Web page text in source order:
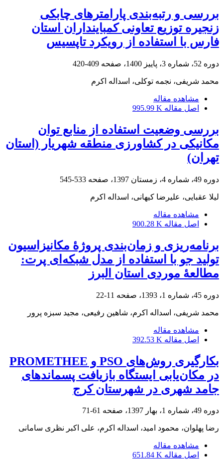
بررسی و رتبه‌بندی پارامترهای چابکی
زنجیره توزیع تعاونی کمباینداران استان
فارس با استفاده از رویکرد تاپسیس
دوره 52، شماره 3، پاییز 1400، صفحه 409-420
محمد شریفی، نجمه توکلی، اسداله اکرم
مشاهده مقاله
اصل مقاله 995.99 K
بررسی وضعیت استفاده از منابع توان
مکانیکی در کشاورزی منطقه شهریار (استان
تهران)
دوره 49، شماره 4، زمستان 1397، صفحه 533-545
لیلا عقبایی، علیرضا کیهانی، اسداله اکرم
مشاهده مقاله
اصل مقاله 900.28 K
برنامه‌ریزی و زمان‌بندی پروژۀ مکانیزاسیون
تولید جو با استفاده از مدل شبکه‌ای پرت:
مطالعۀ موردی استان البرز
دوره 45، شماره 1، 1393، صفحه 11-22
محمد شریفی، اسداله اکرم، شاهین رفیعی، مجید سبزه پرور
مشاهده مقاله
اصل مقاله 392.53 K
بکارگیری روش‌های PSO و PROMETHEE
در مکان‌یابی ایستگاه بازیافت پسماندهای
جامد شهری در شهرستان کرج
دوره 49، شماره 1، بهار 1397، صفحه 61-71
رضا پهلوان، محمود امید، اسداله اکرم، علی اکبر نظری سامانی
مشاهده مقاله
اصل مقاله 651.84 K